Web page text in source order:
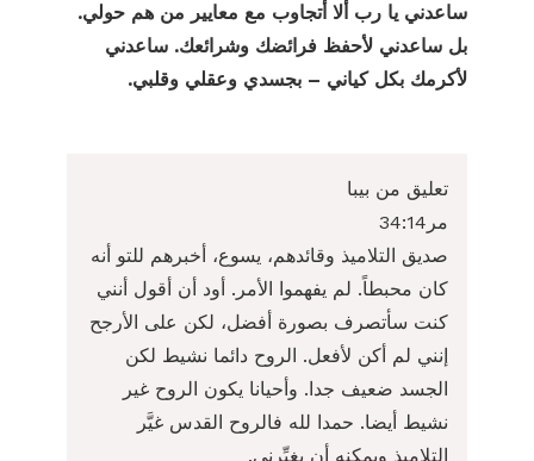
ساعدني يا رب ألا أتجاوب مع معايير من هم حولي.
بل ساعدني لأحفظ فرائضك وشرائعك. ساعدني
لأكرمك بكل كياني – بجسدي وعقلي وقلبي.
تعليق من بيبا
مر34:14
صديق التلاميذ وقائدهم، يسوع، أخبرهم للتو أنه
كان محبطاً. لم يفهموا الأمر. أود أن أقول أنني
كنت سأتصرف بصورة أفضل، لكن على الأرجح
إنني لم أكن لأفعل. الروح دائما نشيط لكن
الجسد ضعيف جدا. وأحيانا يكون الروح غير
نشيط أيضا. حمدا لله فالروح القدس غيَّر
التلاميذ ويمكنه أن يغيِّرني.